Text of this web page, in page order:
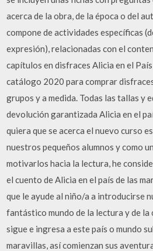
acerca de la obra, de la época o del
compone de actividades específicas
expresión), relacionadas con el
capítulos en disfraces Alicia en el
catálogo 2020 para comprar
grupos y a medida. Todas las tallas y
devolución garantizada Alicia en el
quiera que se acerca el nuevo curso
nuestros pequeños alumnos y como
motivarlos hacia la lectura, he
el cuento de Alicia en el país de las
que le ayude al niño/a a introducirse
fantástico mundo de la lectura y de la
sigue e ingresa a este país o mundo
maravillas, así comienzan sus